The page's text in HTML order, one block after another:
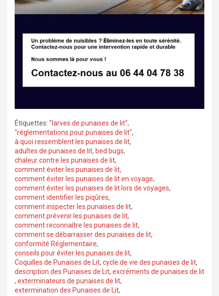
Étiquettes: "larves de punaises de lit",
"réglementations pour punaises de lit",
à quoi ressemblent les punaises de lit,
adultes de punaises de lit, bed bugs,
chaleur contre les punaises de lit,
comment éviter les punaises de lit,
comment éviter les punaises de lit en voyage,
comment éviter les punaises de lit lors de voyages,
comment identifier les piqûres,
comment inspecter les punaises de lit,
comment prévenir les punaises de lit,
comment reconnaître les punaises de lit,
comment se débarrasser des punaises de lit,
conformité Réglementaire,
conseils pour éviter les punaises de lit,
Coquilles de Punaises de Lit, cycle de vie des punaises de lit,
description des Punaises de Lit, excréments de punaises de lit
, exterminateurs de punaises de lit,
extermination des Punaises de Lit,